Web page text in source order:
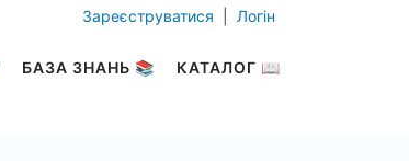
БАЗА ЗНАНЬ 📚 КАТАЛОГ 📖
Зареєструватися Логін